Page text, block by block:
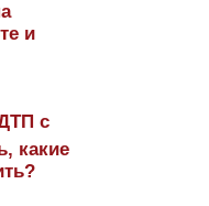
и
с
какие